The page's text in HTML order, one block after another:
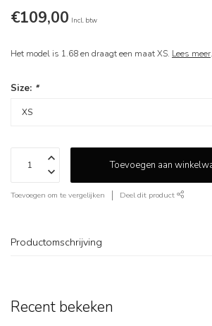
€109,00 Incl. btw
Het model is 1.68 en draagt een maat XS. Lees meer.
Size: *
Toevoegen aan
Toevoegen om te vergelijken Deel dit product
Productomschrijving
Recent bekeken